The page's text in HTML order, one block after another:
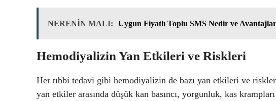
NERENİN MALI: Uygun Fiyatlı Toplu SMS Nedir ve
Hemodiyalizin Yan Etkileri ve Riskleri
Her tıbbi tedavi gibi hemodiyalizin de bazı yan etkileri ve riskleri
yan etkiler arasında düşük kan basıncı, yorgunluk, kas